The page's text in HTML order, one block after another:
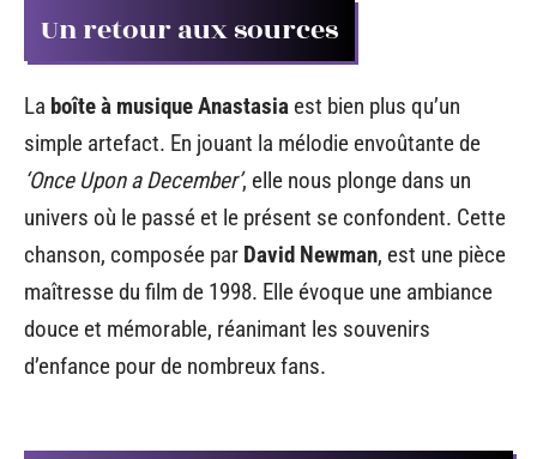
Un retour aux sources
La boîte à musique Anastasia est bien plus qu’un
simple artefact. En jouant la mélodie envoûtante de
‘Once Upon a December’, elle nous plonge dans un
univers où le passé et le présent se confondent. Cette
chanson, composée par David Newman, est une pièce
maîtresse du film de 1998. Elle évoque une ambiance
douce et mémorable, réanimant les souvenirs
d’enfance pour de nombreux fans.